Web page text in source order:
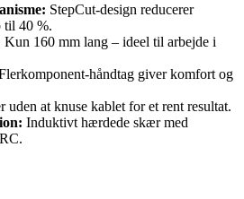
StepCut-design reducerer
til 40 %.
Kun 160 mm lang – ideel til arbejde i
håndtag giver komfort og
uden at knuse kablet for et rent resultat.
Induktivt hærdede skær med